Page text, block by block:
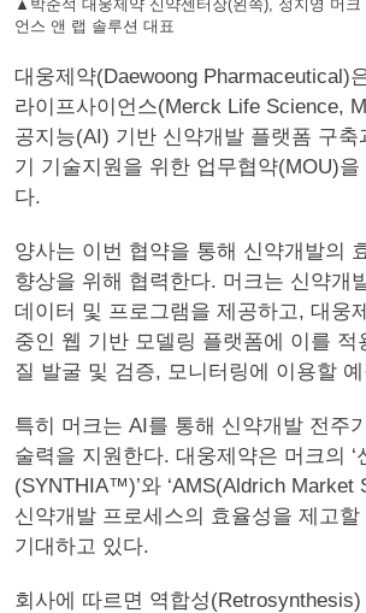
▲박준석 대웅제약 신약센터장(왼쪽), 정지영 머크
언스 앤 랩 솔루션 대표
대웅제약(Daewoong Pharmaceutical)
라이프사이언스(Merck Life Science,
공지능(AI) 기반 신약개발 플랫폼 구축
기 기술지원을 위한 업무협약(MOU)
다.
양사는 이번 협약을 통해 신약개발의
향상을 위해 협력한다. 머크는 신약개
데이터 및 프로그램을 제공하고, 대웅
중인 웹 기반 모델링 플랫폼에 이를 적
질 발굴 및 검증, 모니터링에 이용할
특히 머크는 AI를 통해 신약개발 전주
술력을 지원한다. 대웅제약은 머크의 ‘
(SYNTHIA™)’와 ‘AMS(Aldrich Market
신약개발 프로세스의 효율성을 제고
기대하고 있다.
회사에 따르면 역합성